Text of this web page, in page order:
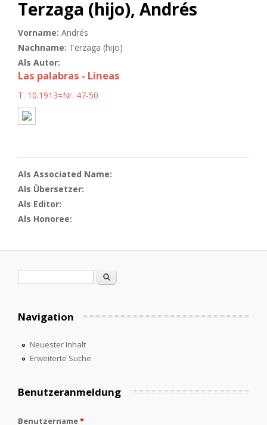
Terzaga (hijo), Andrés
Vorname: Andrés
Nachname: Terzaga (hijo)
Als Autor:
Las palabras - Lineas
T. 10.1913=Nr. 47-50
Als Associated Name:
Als Übersetzer:
Als Editor:
Als Honoree:
Suche
Navigation
Neuester Inhalt
Erweiterte Suche
Benutzeranmeldung
Benutzername*